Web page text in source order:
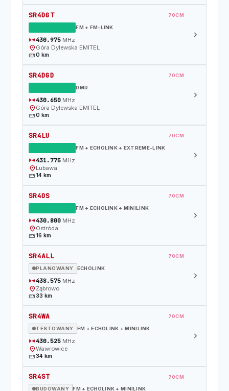
SR4DGT 70CM
FM + FM-LINK
sensors430.975MHz
location_on Góra Dylewska EMITEL
straighten0 km
chevron_right
SR4DGD 70CM
DMR
sensors430.650MHz
location_on Góra Dylewska EMITEL
straighten0 km
chevron_right
SR4LU 70CM
FM + ECHOLINK + EXTREME-LINK
sensors431.775MHz
location_on Lubawa
straighten14 km
chevron_right
SR4OS 70CM
FM + ECHOLINK + MINILINK
sensors430.800MHz
location_on Ostróda
straighten16 km
chevron_right
SR4ALL 70CM
PLANOWANY ECHOLINK
sensors438.575MHz
location_on Ząbrowo
straighten33 km
chevron_right
SR4WA 70CM
TESTOWANY FM + ECHOLINK + MINILINK
sensors430.525MHz
location_onWawrowice
straighten34 km
chevron_right
SR4ST 70CM
BUDOWANY FM + ECHOLINK + MINILINK